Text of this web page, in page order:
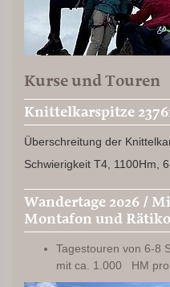
Kurse und Touren
Knittelkarspitze
Überschreitung der
Schwierigkeit T4, 1100Hm,
Wandertage 2026 /
Montafon und
Tagestouren von 6-8
mit ca. 1.000 HM pro